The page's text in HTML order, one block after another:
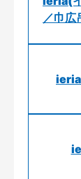
／巾広